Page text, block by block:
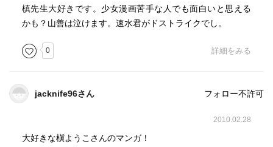
槙先生大好きです。少女漫画苦手な人でも面白いと思える
かも？山善は泣けます。速水君がドストライクでし。
0 詳細をみる
jacknife96さん フォロー不許可
2010.02.28
大好きな槇ようこさんのマンガ！